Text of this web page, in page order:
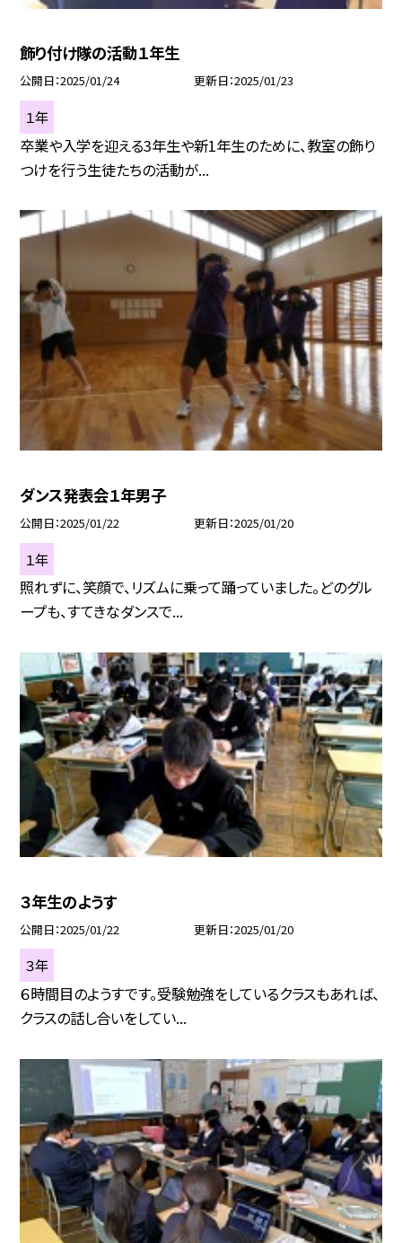
飾り付け隊の活動１年生
公開日 2025/01/24 更新日 2025/01/23
１年
卒業や入学を迎える3年生や新1年生のために、教室の飾り
つけを行う生徒たちの活動が...
ダンス発表会１年男子
公開日 2025/01/22 更新日 2025/01/20
１年
照れずに、笑顔で、リズムに乗って踊っていました。どのグル
ープも、すてきなダンスで...
３年生のようす
公開日 2025/01/22 更新日 2025/01/20
３年
６時間目のようすです。受験勉強をしているクラスもあれば、
クラスの話し合いをしてい...